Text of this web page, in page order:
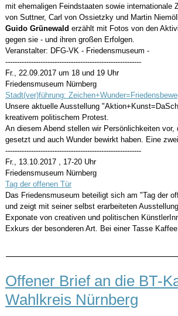
mit ehemaligen Feindstaaten sowie internationale
von Suttner, Carl von Ossietzky und Martin
Guido Grünewald erzählt mit Fotos von den
gegen sie - und ihren großen Erfolgen.
Veranstalter: DFG-VK - Friedensmuseum -
----------------------------------------------------------
Fr., 22.09.2017 um 18 und 19 Uhr
Friedensmuseum Nürnberg
Stadt(ver)führung:
Unsere aktuelle Ausstellung
kreativem politischem Protest.
An diesem Abend stellen wir Persönlichkeiten
gesetzt und auch Wunder bewirkt haben. Eine
----------------------------------------------------------
Fr., 13.10.2017 , 17-20 Uhr
Friedensmuseum Nürnberg
Tag der offenen Tür
Das Friedensmuseum beteiligt sich am "Tag der
und zeigt mit seiner selbst erarbeiteten
Exponate von creativen und politischen
Exkurs der besonderen Art. Bei einer Tasse
Offener Brief an die BT-
Wahlkreis Nürnberg